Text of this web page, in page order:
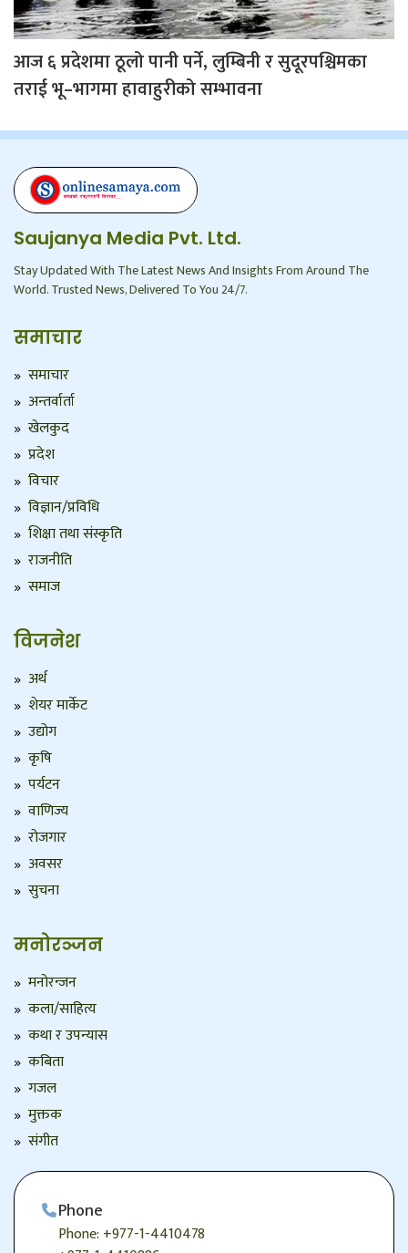
आज ६ प्रदेशमा ठूलो पानी पर्ने, लुम्बिनी र सुदूरपश्चिमका
तराई भू–भागमा हावाहुरीको सम्भावना
Saujanya Media Pvt. Ltd.
Stay Updated With The Latest News And Insights From Around The
World. Trusted News, Delivered To You 24/7.
समाचार
समाचार
अन्तर्वार्ता
खेलकुद
प्रदेश
विचार
विज्ञान/प्रविधि
शिक्षा तथा संस्कृति
राजनीति
समाज
विजनेश
अर्थ
शेयर मार्केट
उद्योग
कृषि
पर्यटन
वाणिज्य
रोजगार
अवसर
सुचना
मनोरञ्जन
मनोरन्जन
कला/साहित्य
कथा र उपन्यास
कबिता
गजल
मुक्तक
संगीत
Phone
Phone: +977-1-4410478